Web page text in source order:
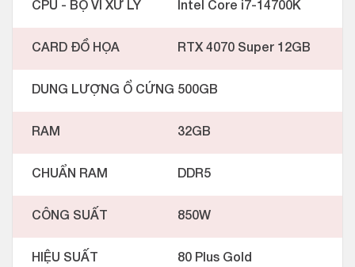
CPU - BỘ VI XỬ LÝ Intel Core i7-14700K
CARD ĐỒ HỌA RTX 4070 Super 12GB
DUNG LƯỢNG Ổ CỨNG 500GB
RAM 32GB
CHUẨN RAM DDR5
CÔNG SUẤT 850W
HIỆU SUẤT 80 Plus Gold